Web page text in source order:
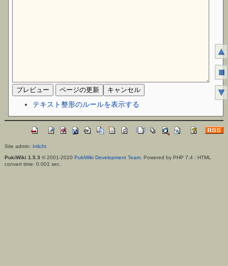
テキスト整形のルールを表示する
Site admin: Irrlicht
PukiWiki 1.5.3 © 2001-2020 PukiWiki Development Team. Powered by PHP 7.4 : HTML
convert time: 0.001 sec.
▲
■
▼